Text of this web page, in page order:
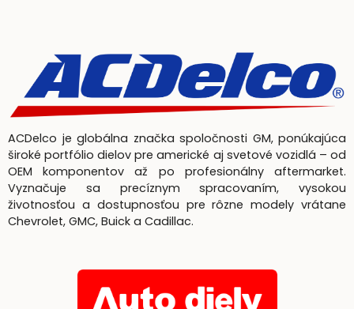
ACDelco je globálna značka spoločnosti GM, ponúkajúca
široké portfólio dielov pre americké aj svetové vozidlá – od
OEM komponentov až po profesionálny aftermarket.
Vyznačuje sa precíznym spracovaním, vysokou
životnosťou a dostupnosťou pre rôzne modely vrátane
Chevrolet, GMC, Buick a Cadillac.